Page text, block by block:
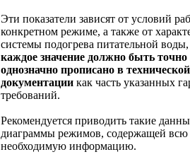
Эти показатели зависят от условий
конкретном режиме, а также от
системы подогрева питательной
каждое значение должно быть точно
однозначно прописано в технической
документации как часть указанных
требований.
Рекомендуется приводить такие
диаграммы режимов, содержащей всю
необходимую информацию.